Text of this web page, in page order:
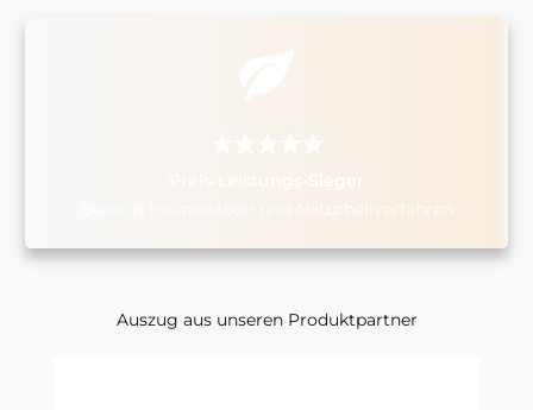
Preis-Leistungs-Sieger
Bereich Heilpraktiker und Naturheilverfahren
Auszug aus unseren Produktpartner